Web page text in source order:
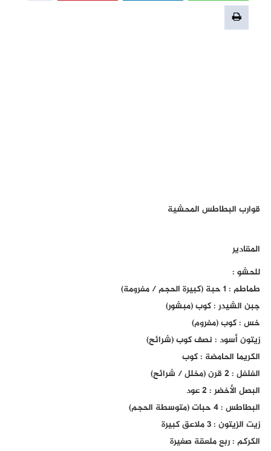
قوارب البطاطس المحشية
المقادير
للحشو :
طماطم : 1 حبة (كبيرة الحجم / مفرومة)
جبن الشيدر : كوب (مبشور)
خس : كوب (مفروم)
زيتون أسود : نصف كوب (شرائح)
الكريما الحامضة : كوب
الفلفل : 2 قرن (مخلل / شرائح)
البصل الأخضر : 2 عود
البطاطس : 4 حبات (متوسطة الحجم)
زيت الزيتون : 3 ملاعق كبيرة
الكركم : ربع ملعقة صغيرة